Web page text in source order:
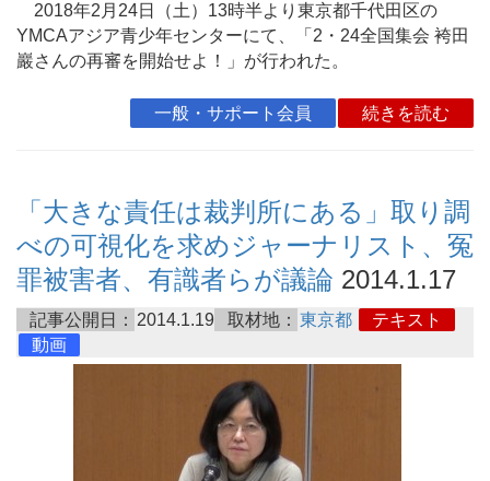
2018年2月24日（土）13時半より東京都千代田区の
YMCAアジア青少年センターにて、「2・24全国集会 袴田
巖さんの再審を開始せよ！」が行われた。
一般・サポート会員 続きを読む
「大きな責任は裁判所にある」取り調
べの可視化を求めジャーナリスト、冤
罪被害者、有識者らが議論 2014.1.17
記事公開日： 2014.1.19 取材地： 東京都
テキスト
動画